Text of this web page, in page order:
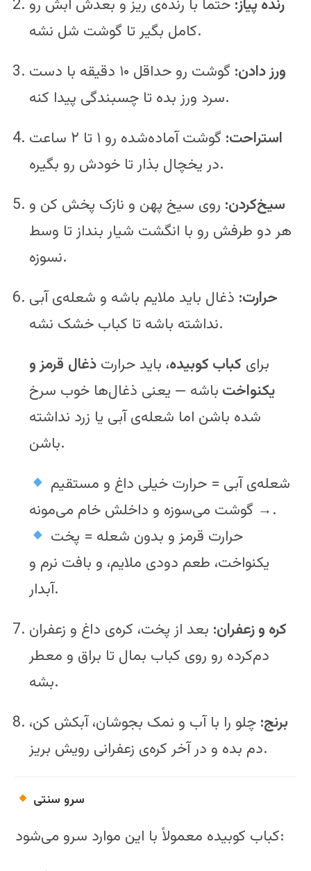
رنده پیاز: حتماً با رنده‌ی ریز و بعدش آبش رو
کامل بگیر تا گوشت شل نشه.
ورز دادن:
گوشت رو حداقل ۱۰ دقیقه با دست
سرد ورز بده تا چسبندگی پیدا کنه.
استراحت:
گوشت آماده‌شده رو ۱ تا ۲ ساعت
در یخچال بذار تا خودش رو بگیره.
سیخ‌کردن: روی سیخ پهن و نازک پخش کن و
هر دو طرفش رو با انگشت شیار بنداز تا وسط
نسوزه.
حرارت: ذغال باید ملایم باشه و شعله‌ی آبی
نداشته باشه تا کباب خشک نشه.
برای کباب کوبیده، باید حرارت ذغال قرمز و
یکنواخت باشه — یعنی ذغال‌ها خوب سرخ
شده باشن اما شعله‌ی آبی یا زرد نداشته
باشن.
→ گوشت می‌سوزه و داخلش خام می‌مونه.
یکنواخت، طعم دودی ملایم، و بافت نرم و
آبدار.
کره و زعفران: بعد از پخت، کره‌ی داغ و زعفران
دم‌کرده رو روی کباب بمال تا براق و معطر
بشه.
برنج: چلو را با آب و نمک بجوشان، آبکش کن،
دم بده و در آخر کره‌ی زعفرانی رویش بریز.
سرو سنتی
کباب کوبیده معمولاً با این موارد سرو می‌شود: